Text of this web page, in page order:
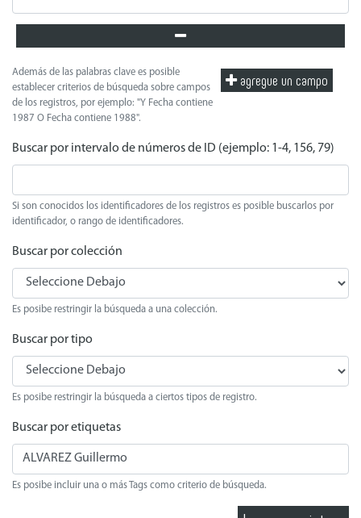
agregue un campo
Además de las palabras clave es posible
establecer criterios de búsqueda sobre campos
de los registros, por ejemplo: "Y Fecha contiene
1987 O Fecha contiene 1988".
Buscar por intervalo de números de ID (ejemplo: 1-4, 156, 79)
Si son conocidos los identificadores de los registros es posible buscarlos por
identificador, o rango de identificadores.
Buscar por colección
Es posibe restringir la búsqueda a una colección.
Buscar por tipo
Es posibe restringir la búsqueda a ciertos tipos de registro.
Buscar por etiquetas
Es posibe incluir una o más Tags como criterio de búsqueda.